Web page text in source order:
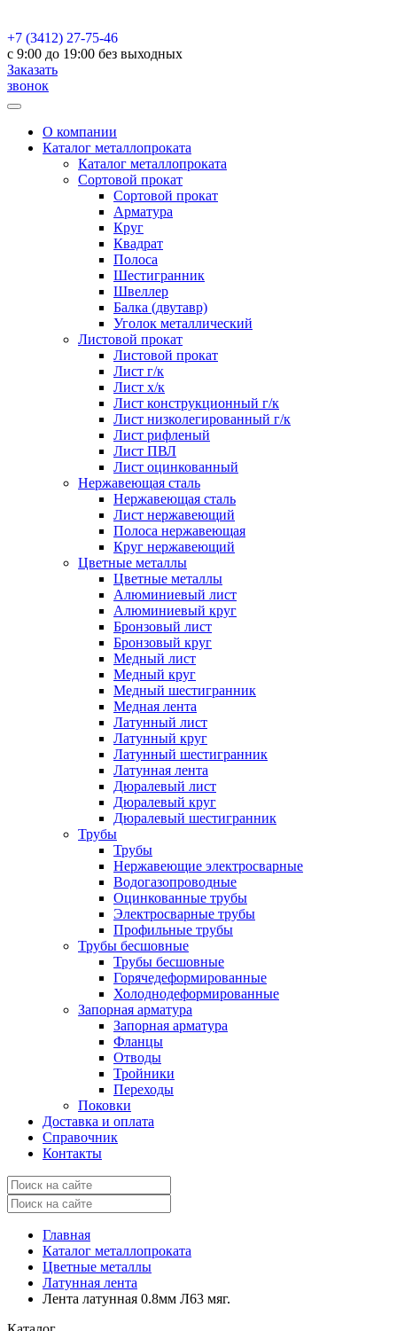
+7 (3412) 27-75-46
c 9:00 до 19:00 без выходных
Заказать
звонок
О компании
Каталог металлопроката
Каталог металлопроката
Сортовой прокат
Сортовой прокат
Арматура
Круг
Квадрат
Полоса
Шестигранник
Швеллер
Балка (двутавр)
Уголок металлический
Листовой прокат
Листовой прокат
Лист г/к
Лист х/к
Лист конструкционный г/к
Лист низколегированный г/к
Лист рифленый
Лист ПВЛ
Лист оцинкованный
Нержавеющая сталь
Нержавеющая сталь
Лист нержавеющий
Полоса нержавеющая
Круг нержавеющий
Цветные металлы
Цветные металлы
Алюминиевый лист
Алюминиевый круг
Бронзовый лист
Бронзовый круг
Медный лист
Медный круг
Медный шестигранник
Медная лента
Латунный лист
Латунный круг
Латунный шестигранник
Латунная лента
Дюралевый лист
Дюралевый круг
Дюралевый шестигранник
Трубы
Трубы
Нержавеющие электросварные
Водогазопроводные
Оцинкованные трубы
Электросварные трубы
Профильные трубы
Трубы бесшовные
Трубы бесшовные
Горячедеформированные
Холоднодеформированные
Запорная арматура
Запорная арматура
Фланцы
Отводы
Тройники
Переходы
Поковки
Доставка и оплата
Справочник
Контакты
Главная
Каталог металлопроката
Цветные металлы
Латунная лента
Лента латунная 0.8мм Л63 мяг.